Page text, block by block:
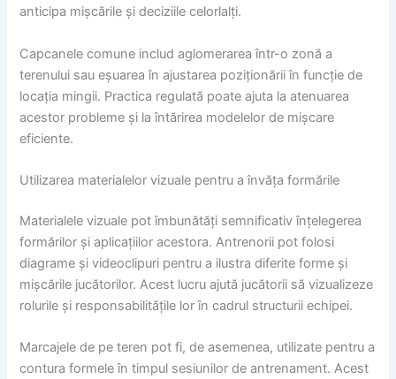
anticipa mișcările și deciziile celorlalți.
Capcanele comune includ aglomerarea într-o zonă a
terenului sau eșuarea în ajustarea poziționării în funcție de
locația mingii. Practica regulată poate ajuta la atenuarea
acestor probleme și la întărirea modelelor de mișcare
eficiente.
Utilizarea materialelor vizuale pentru a învăța formările
Materialele vizuale pot îmbunătăți semnificativ înțelegerea
formărilor și aplicațiilor acestora. Antrenorii pot folosi
diagrame și videoclipuri pentru a ilustra diferite forme și
mișcările jucătorilor. Acest lucru ajută jucătorii să vizualizeze
rolurile și responsabilitățile lor în cadrul structurii echipei.
Marcajele de pe teren pot fi, de asemenea, utilizate pentru a
contura formele în timpul sesiunilor de antrenament. Acest